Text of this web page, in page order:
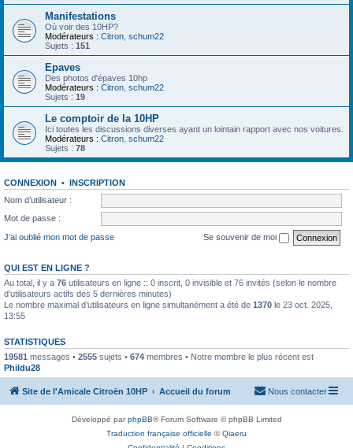
Manifestations
Où voir des 10HP?
Modérateurs : Citron schum22
Sujets : 151
Epaves
Des photos d'épaves 10hp
Modérateurs : Citron schum22
Sujets : 19
Le comptoir de la 10HP
Ici toutes les discussions diverses ayant un lointain rapport avec nos voitures.
Modérateurs : Citron schum22
Sujets : 78
CONNEXION • INSCRIPTION
Nom d’utilisateur :
Mot de passe :
J’ai oublié mon mot de passe
Se souvenir de moi
QUI EST EN LIGNE ?
Au total, il y a 76 utilisateurs en ligne :: 0 inscrit, 0 invisible et 76 invités (selon le nombre
d’utilisateurs actifs des 5 dernières minutes)
Le nombre maximal d’utilisateurs en ligne simultanément a été de 1370 le 23 oct. 2025,
13:55
STATISTIQUES
19581 messages • 2555 sujets • 674 membres • Notre membre le plus récent est
Phildu28
Site de l'Amicale Citroën 10HP Accueil du forum Nous contacter
Développé parphpBB® Forum Software © phpBB Limited
Traduction française officielle ©Qiaeru